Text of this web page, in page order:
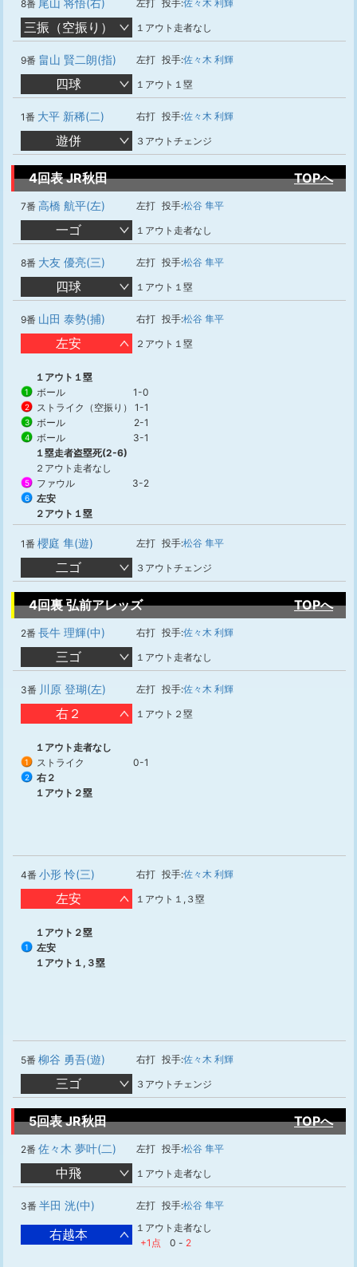
8番 尾山 将悟(右) 左打 投手:佐々木 利輝
三振（空振り） １アウト走者なし
9番 畠山 賢二朗(指) 左打 投手:佐々木 利輝
四球 １アウト１塁
1番 大平 新稀(二) 右打 投手:佐々木 利輝
遊併 ３アウトチェンジ
4回表 JR秋田 TOPへ
7番 高橋 航平(左) 左打 投手:松谷 隼平
一ゴ １アウト走者なし
8番 大友 優亮(三) 左打 投手:松谷 隼平
四球 １アウト１塁
9番 山田 泰勢(捕) 右打 投手:松谷 隼平
左安 ２アウト１塁
１アウト１塁
1 ボール 1-0
2 ストライク（空振り） 1-1
3 ボール 2-1
4 ボール
3-1
１塁走者盗塁死(2-6)
２アウト走者なし
5 ファウル 3-2
6
左安
２アウト１塁
1番 櫻庭 隼(遊) 左打 投手:松谷 隼平
二ゴ ３アウトチェンジ
4回裏 弘前アレッズ TOPへ
2番 長牛 理輝(中) 右打 投手:佐々木 利輝
三ゴ １アウト走者なし
3番 川原 登瑚(左) 左打 投手:佐々木 利輝
右２ １アウト２塁
１アウト走者なし
1 ストライク 0-1
2
右２
１アウト２塁
4番 小形 怜(三) 右打 投手:佐々木 利輝
左安 １アウト１,３塁
１アウト２塁
1
左安
１アウト１,３塁
5番 柳谷 勇吾(遊) 右打 投手:佐々木 利輝
三ゴ ３アウトチェンジ
5回表 JR秋田 TOPへ
2番 佐々木 夢叶(二) 左打 投手:松谷 隼平
中飛 １アウト走者なし
3番 半田 洸(中) 左打 投手:松谷 隼平
右越本
１アウト走者なし
+1点
0 - 2